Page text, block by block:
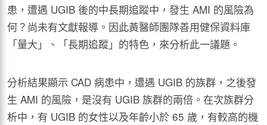
患，遭遇 UGIB 後的中長期追蹤中，發生 AMI 的風險為
何？尚未有文獻報導。因此黃醫師團隊善用健保資料庫
「量大」、「長期追蹤」的特色，來分析此一議題。
分析結果顯示 CAD 病患中，遭遇 UGIB 的族群，之後發
生 AMI 的風險，是沒有 UGIB 族群的兩倍。在次族群分
析中，有 UGIB 的女性以及年齡小於 65 歲，有較高的機